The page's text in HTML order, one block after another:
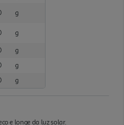
g
g
g
g
g
e longe da luz solar.